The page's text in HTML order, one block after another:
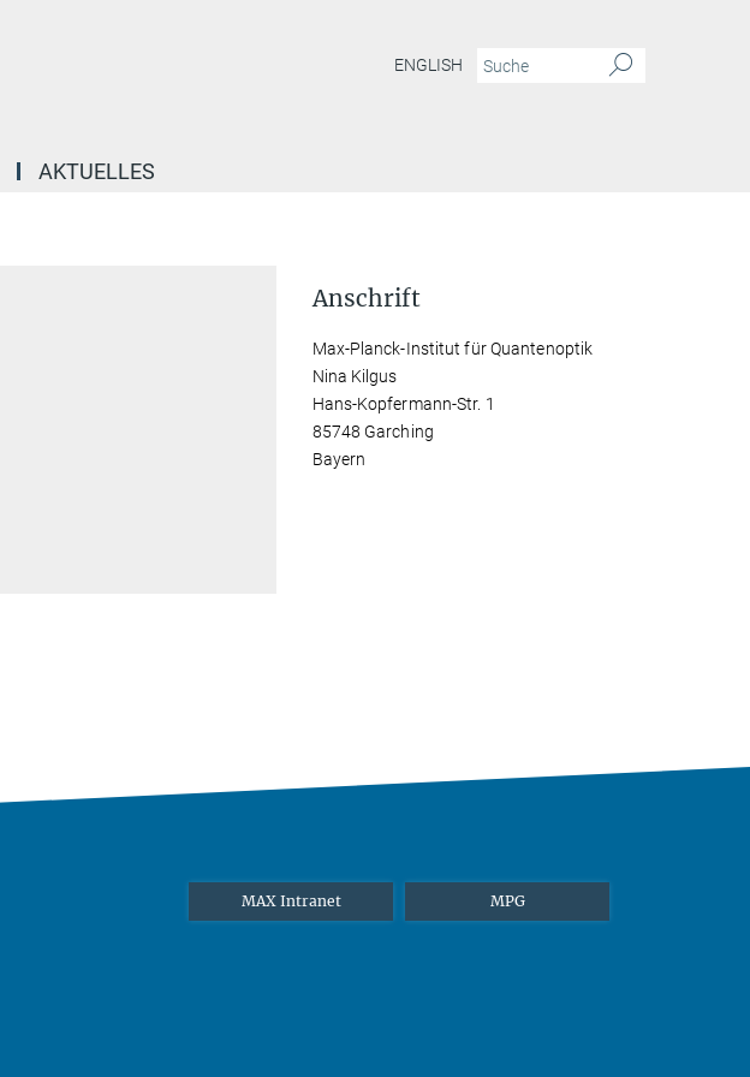
ENGLISH
AKTUELLES
Anschrift
Max-Planck-Institut für Quantenoptik
Nina Kilgus
Hans-Kopfermann-Str. 1
85748 Garching
Bayern
MAX Intranet MPG